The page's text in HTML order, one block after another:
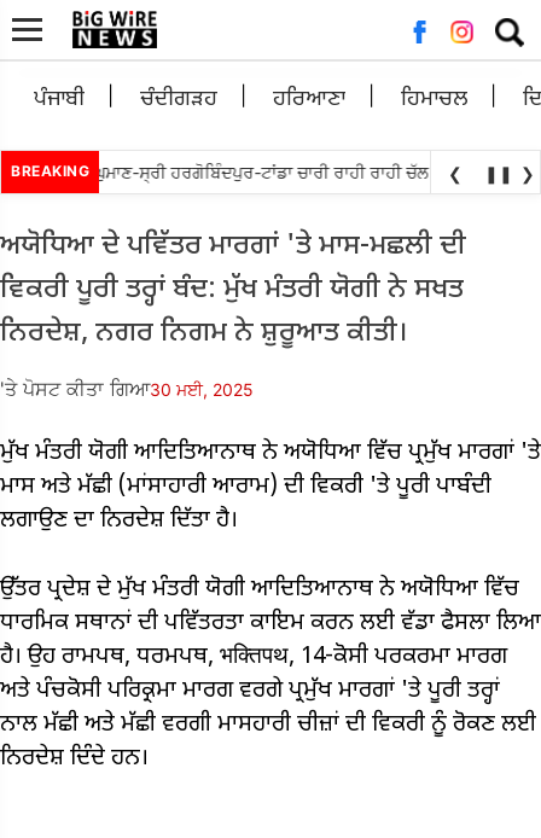
ਲਈ
ਖੋਜ:
ਪੰਜਾਬੀ ਚੰਦੀਗੜਹ ਹਰਿਆਣਾ ਹਿਮਾਚਲ
BREAKINGਵਲੋਘੁਮਾਣ-ਸ੍ਰੀ ਹਰਗੋਬਿੰਦਪੁਰ-ਟਾਂਡਾ ਚਾਰੀ ਰਾਹੀ ਰਾਹੀ ਚੱਲ ਕੇ ਮੁੜ ਅਲਾਟ
❮ ❚❚ ❯
ਅਯੋਧਿਆ ਦੇ ਪਵਿੱਤਰ ਮਾਰਗਾਂ 'ਤੇ ਮਾਸ-ਮਛਲੀ ਦੀ
ਵਿਕਰੀ ਪੂਰੀ ਤਰ੍ਹਾਂ ਬੰਦ: ਮੁੱਖ ਮੰਤਰੀ ਯੋਗੀ ਨੇ ਸਖਤ
ਨਿਰਦੇਸ਼, ਨਗਰ ਨਿਗਮ ਨੇ ਸ਼ੁਰੂਆਤ ਕੀਤੀ।
'ਤੇ ਪੋਸਟ ਕੀਤਾ ਗਿਆ30 ਮਈ, 2025
ਮੁੱਖ ਮੰਤਰੀ ਯੋਗੀ ਆਦਿਤਿਆਨਾਥ ਨੇ ਅਯੋਧਿਆ ਵਿੱਚ ਪ੍ਰਮੁੱਖ ਮਾਰਗਾਂ 'ਤੇ
ਮਾਸ ਅਤੇ ਮੱਛੀ (ਮਾਂਸਾਹਾਰੀ ਆਰਾਮ) ਦੀ ਵਿਕਰੀ 'ਤੇ ਪੂਰੀ ਪਾਬੰਦੀ
ਲਗਾਉਣ ਦਾ ਨਿਰਦੇਸ਼ ਦਿੱਤਾ ਹੈ।
ਉੱਤਰ ਪ੍ਰਦੇਸ਼ ਦੇ ਮੁੱਖ ਮੰਤਰੀ ਯੋਗੀ ਆਦਿਤਿਆਨਾਥ ਨੇ ਅਯੋਧਿਆ ਵਿੱਚ
ਧਾਰਮਿਕ ਸਥਾਨਾਂ ਦੀ ਪਵਿੱਤਰਤਾ ਕਾਇਮ ਕਰਨ ਲਈ ਵੱਡਾ ਫੈਸਲਾ ਲਿਆ
ਹੈ। ਉਹ ਰਾਮਪਥ, ਧਰਮਪਥ, भक्तिपथ, 14-ਕੋਸੀ ਪਰਕਰਮਾ ਮਾਰਗ
ਅਤੇ ਪੰਚਕੋਸੀ ਪਰਿਕ੍ਰਮਾ ਮਾਰਗ ਵਰਗੇ ਪ੍ਰਮੁੱਖ ਮਾਰਗਾਂ 'ਤੇ ਪੂਰੀ ਤਰ੍ਹਾਂ
ਨਾਲ ਮੱਛੀ ਅਤੇ ਮੱਛੀ ਵਰਗੀ ਮਾਸਹਾਰੀ ਚੀਜ਼ਾਂ ਦੀ ਵਿਕਰੀ ਨੂੰ ਰੋਕਣ ਲਈ
ਨਿਰਦੇਸ਼ ਦਿੰਦੇ ਹਨ।